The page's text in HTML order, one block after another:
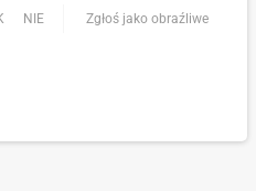
NIE Zgłoś jako obraźliwe